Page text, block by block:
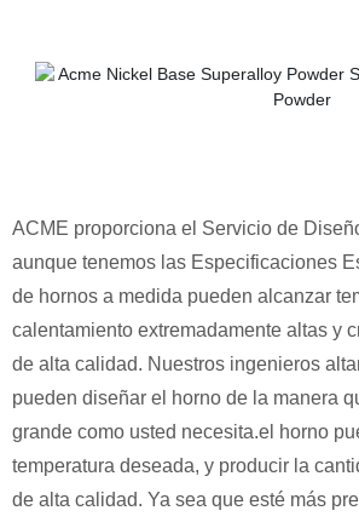
ACME proporciona el Servicio de
aunque tenemos las Especificaciones
de hornos a medida pueden alcanzar
calentamiento extremadamente altas y
de alta calidad. Nuestros ingenieros
pueden diseñar el horno de la manera
grande como usted necesita.el horno
temperatura deseada, y producir la
de alta calidad. Ya sea que esté más